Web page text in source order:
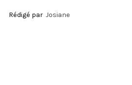
Rédigé par Josiane